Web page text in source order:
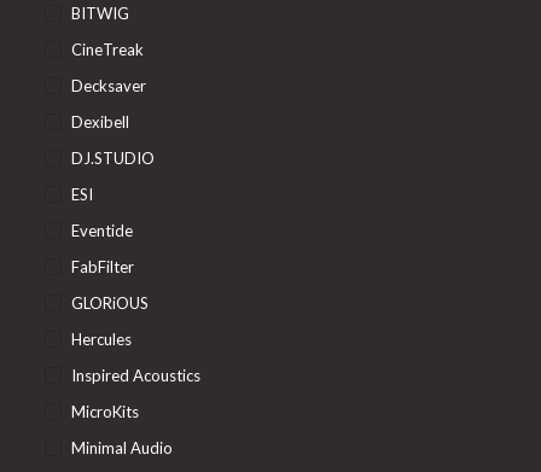
BITWIG
CineTreak
Decksaver
Dexibell
DJ.STUDIO
ESI
Eventide
FabFilter
GLORiOUS
Hercules
Inspired Acoustics
MicroKits
Minimal Audio